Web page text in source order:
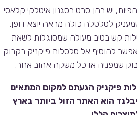
יש בהן סרט בסגנון איטלקי קלאסי
לסלסלה כולה מראה יוצא דופן.
קש בטיב מעולה שמסוגלות לשאת
להוסיף אל סלסלות פיקניק בקבוק
שמפניה או כל משקה אהוב אחר.
פיקניק הגעתם למקום המתאים
הוא האתר הזול ביותר בארץ